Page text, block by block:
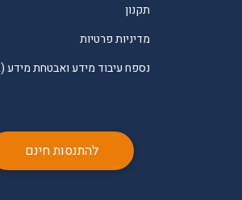
תקנון
מדיניות פרטיות
נספח עיבוד מידע ואבטחת מידע (DPA)
להתנסות חינם